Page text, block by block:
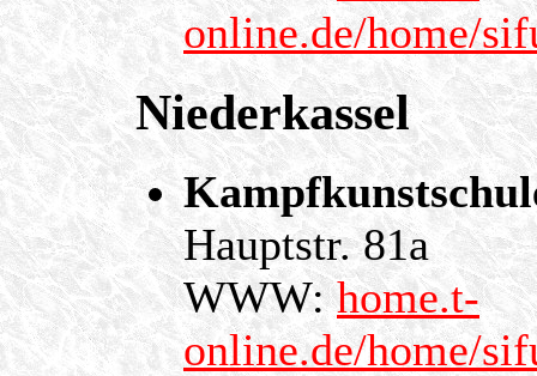
online.de/home/
Niederkassel
Hauptstr. 81a
WWW:home.t-
online.de/home/